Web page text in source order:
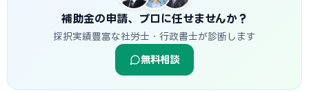
補助金の申請、プロに任せませんか？
採択実績豊富な社労士・行政書士が診断します
無料相談